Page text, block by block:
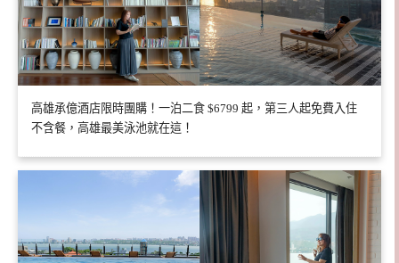
高雄承億酒店限時團購！一泊二食 $6799 起，第三人起免費入住
不含餐，高雄最美泳池就在這！